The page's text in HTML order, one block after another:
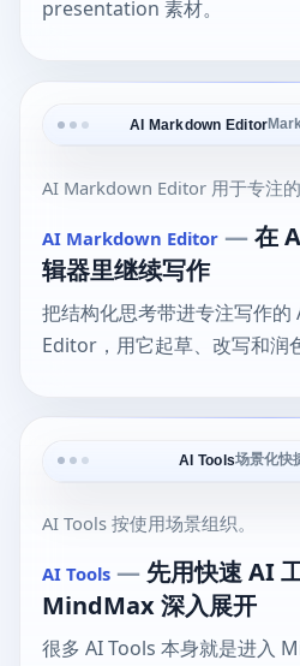
presentation 素材。
AI Markdown Editor
AI Markdown Editor 用于专注的
AI Markdown Editor —在
辑器里继续写作
把结构化思考带进专注写作
Editor，用它起草、改写和润
AI Tools场景化快
AI Tools 按使用场景组织。
AI Tools —先用快速 AI
MindMax 深入展开
很多 AI Tools 本身就是进入